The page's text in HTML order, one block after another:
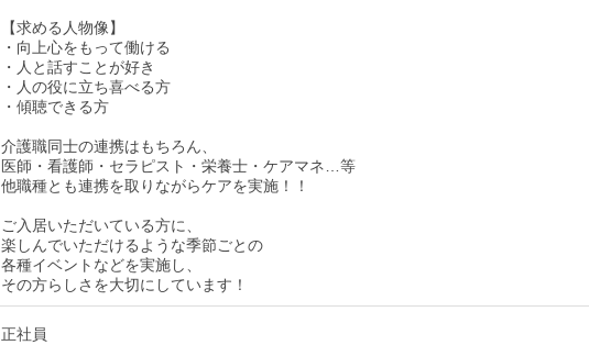
【求める人物像】
・向上心をもって働ける
・人と話すことが好き
・人の役に立ち喜べる方
・傾聴できる方
介護職同士の連携はもちろん、
医師・看護師・セラピスト・栄養士・ケアマネ…等
他職種とも連携を取りながらケアを実施！！
ご入居いただいている方に、
楽しんでいただけるような季節ごとの
各種イベントなどを実施し、
その方らしさを大切にしています！
正社員